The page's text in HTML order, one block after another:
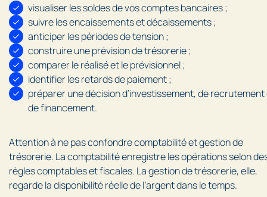
visualiser les soldes de vos comptes bancaires ;
suivre les encaissements et décaissements ;
anticiper les périodes de tension ;
construire une prévision de trésorerie ;
comparer le réalisé et le prévisionnel ;
identifier les retards de paiement ;
préparer une décision d’investissement, de recrutement
de financement.
Attention à ne pas confondre comptabilité et gestion de
trésorerie. La comptabilité enregistre les opérations selon
règles comptables et fiscales. La gestion de trésorerie, elle,
regarde la disponibilité réelle de l’argent dans le temps.